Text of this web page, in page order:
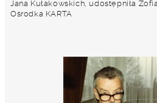
Jana Kułakowskich, udostępniła
Ośrodka KARTA